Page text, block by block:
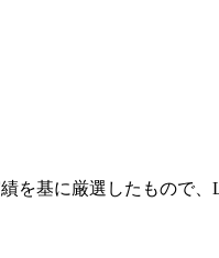
を基に厳選したもので、